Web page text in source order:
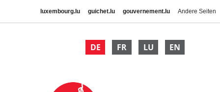
luxembourg.lu guichet.lu gouvernement.lu Andere Seiten
DE FR LU EN